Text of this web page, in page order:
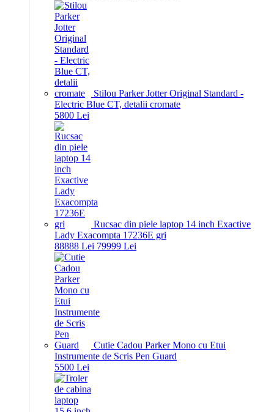
Stilou Parker Jotter Original Standard -
Electric Blue CT, detalii cromate
5800 Lei
Rucsac din piele laptop 14 inch Exactive
Lady Exacompta 17236E gri
88888 Lei 79999 Lei
Cutie Cadou Parker Mono cu Etui
Instrumente de Scris Pen Guard
5500 Lei